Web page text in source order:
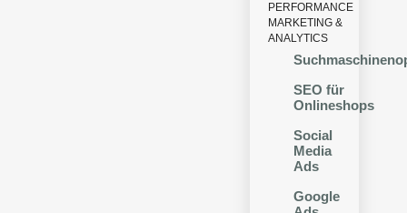
PERFORMANCE
MARKETING &
ANALYTICS
SEO für
Onlineshops
Social
Media
Ads
Google